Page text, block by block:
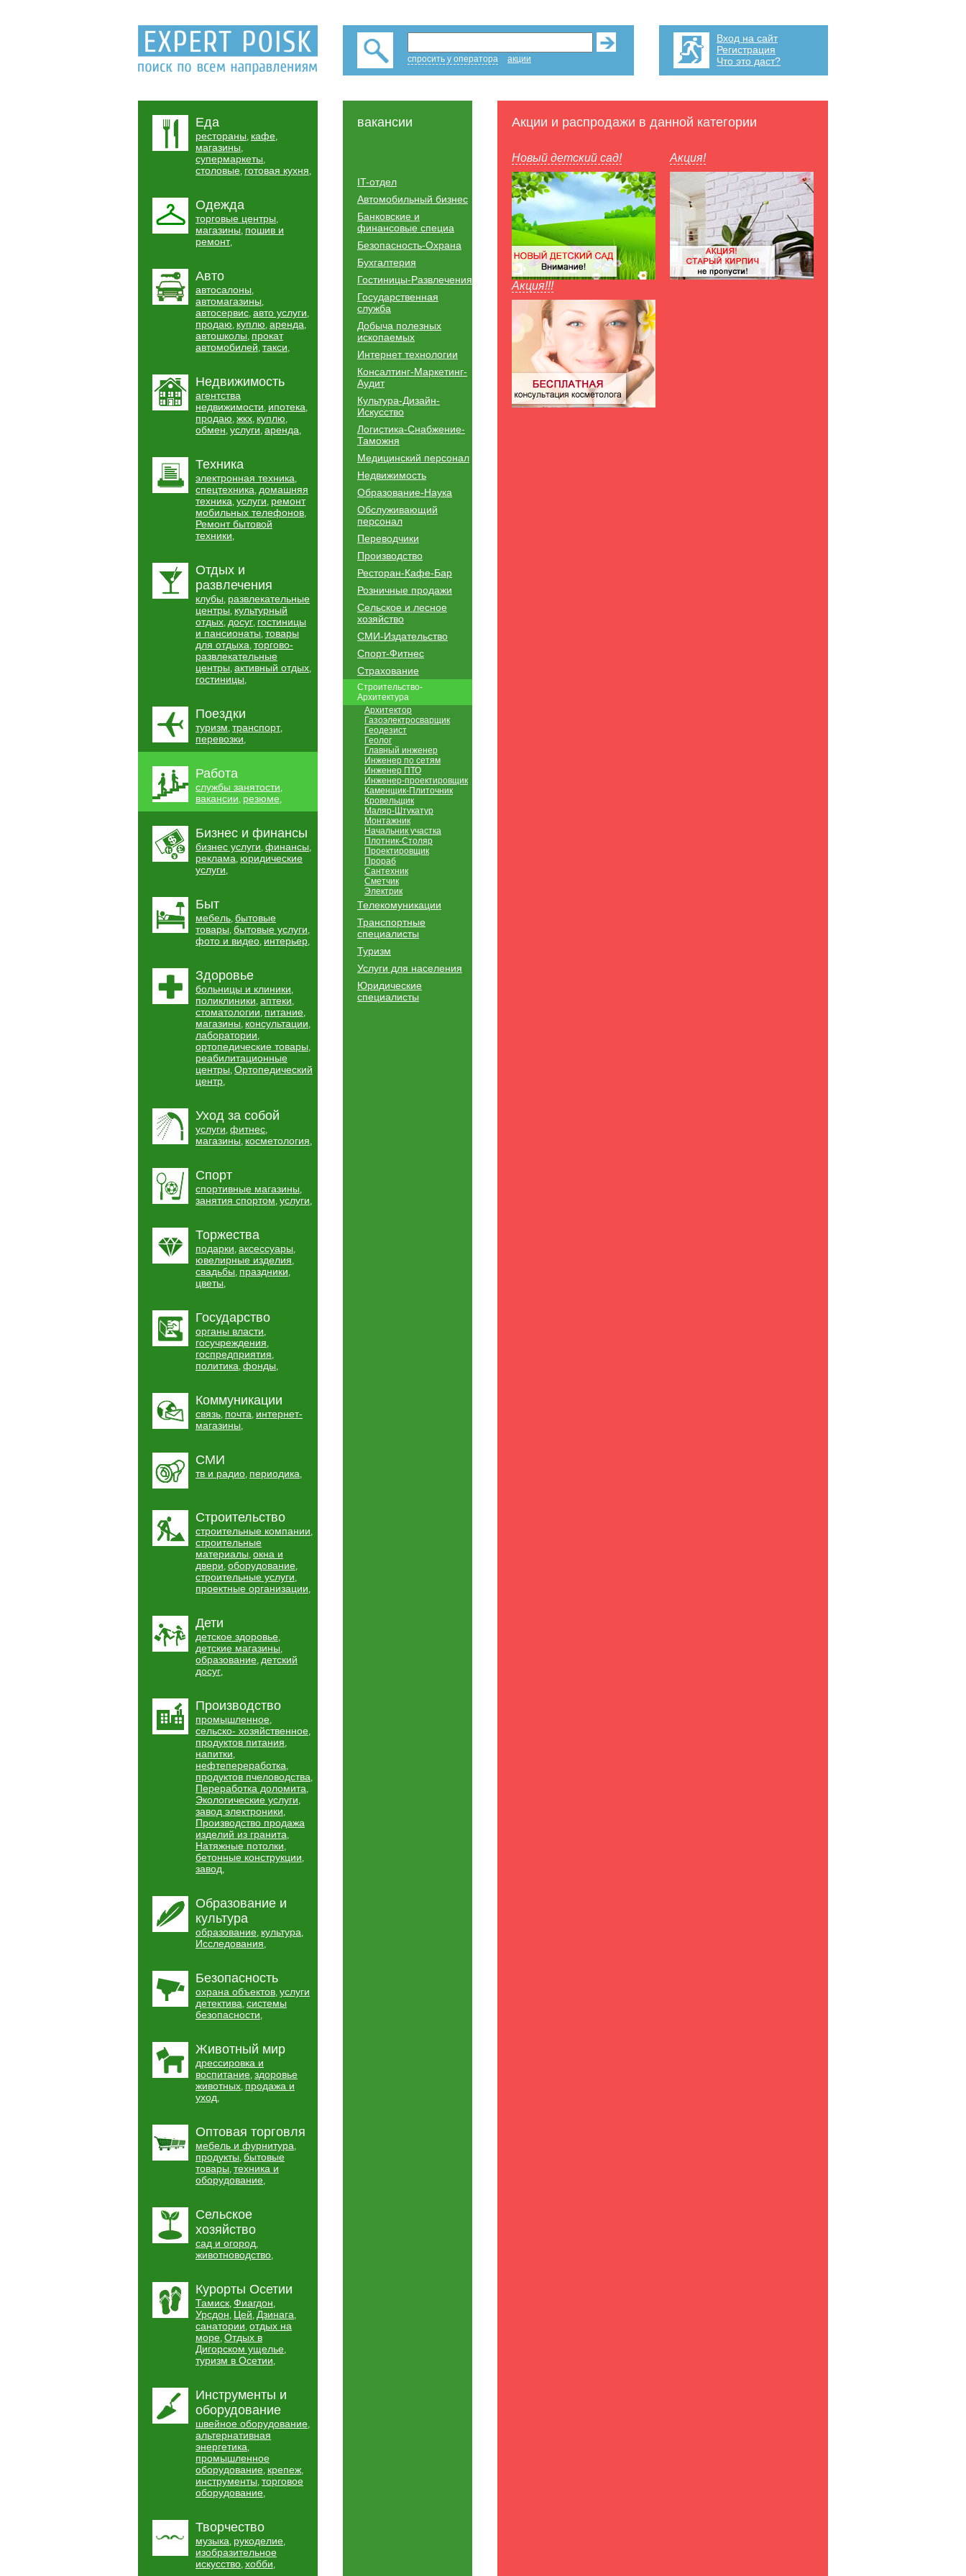
спросить у оператора акции
Вход на сайт
Регистрация
Что это даст?
Еда
рестораны, кафе,
магазины,
супермаркеты,
столовые, готовая кухня,
Одежда
торговые центры,
магазины, пошив и
ремонт,
Авто
автосалоны,
автомагазины,
автосервис, авто услуги,
продаю, куплю, аренда,
автошколы, прокат
автомобилей, такси,
Недвижимость
агентства
недвижимости, ипотека,
продаю, жкх, куплю,
обмен, услуги, аренда,
Техника
электронная техника,
спецтехника, домашняя
техника, услуги, ремонт
мобильных телефонов,
Ремонт бытовой
техники,
Отдых и
развлечения
клубы, развлекательные
центры, культурный
отдых, досуг, гостиницы
и пансионаты, товары
для отдыха, торгово-
развлекательные
центры, активный отдых,
гостиницы,
Поездки
туризм, транспорт,
перевозки,
Работа
службы занятости,
вакансии, резюме,
Бизнес и финансы
бизнес услуги, финансы,
реклама, юридические
услуги,
Быт
мебель, бытовые
товары, бытовые услуги,
фото и видео, интерьер,
Здоровье
больницы и клиники,
поликлиники, аптеки,
стоматологии, питание,
магазины, консультации,
лаборатории,
ортопедические товары,
реабилитационные
центры, Ортопедический
центр,
Уход за собой
услуги, фитнес,
магазины, косметология,
Спорт
спортивные магазины,
занятия спортом, услуги,
Торжества
подарки, аксессуары,
ювелирные изделия,
свадьбы, праздники,
цветы,
Государство
органы власти,
госучреждения,
госпредприятия,
политика, фонды,
Коммуникации
связь, почта, интернет-
магазины,
СМИ
тв и радио, периодика,
Строительство
строительные компании,
строительные
материалы, окна и
двери, оборудование,
строительные услуги,
проектные организации,
Дети
детское здоровье,
детские магазины,
образование, детский
досуг,
Производство
промышленное,
сельско- хозяйственное,
продуктов питания,
напитки,
нефтепереработка,
продуктов пчеловодства,
Переработка доломита,
Экологические услуги,
завод электроники,
Производство продажа
изделий из гранита,
Натяжные потолки,
бетонные конструкции,
завод,
Образование и
культура
образование, культура,
Исследования,
Безопасность
охрана объектов, услуги
детектива, системы
безопасности,
Животный мир
дрессировка и
воспитание, здоровье
животных, продажа и
уход,
Оптовая торговля
мебель и фурнитура,
продукты, бытовые
товары, техника и
оборудование,
Сельское
хозяйство
сад и огород,
животноводство,
Курорты Осетии
Тамиск, Фиагдон,
Урсдон, Цей, Дзинага,
санатории, отдых на
море, Отдых в
Дигорском ущелье,
туризм в Осетии,
Инструменты и
оборудование
швейное оборудование,
альтернативная
энергетика,
промышленное
оборудование, крепеж,
инструменты, торговое
оборудование,
Творчество
музыка, рукоделие,
изобразительное
искусство, хобби,
вакансии
IT-отдел
Автомобильный бизнес
Банковские и
финансовые специа
Безопасность-Охрана
Бухгалтерия
Гостиницы-Развлечения
Государственная
служба
Добыча полезных
ископаемых
Интернет технологии
Консалтинг-Маркетинг-
Аудит
Культура-Дизайн-
Искусство
Логистика-Снабжение-
Таможня
Медицинский персонал
Недвижимость
Образование-Наука
Обслуживающий
персонал
Переводчики
Производство
Ресторан-Кафе-Бар
Розничные продажи
Сельское и лесное
хозяйство
СМИ-Издательство
Спорт-Фитнес
Страхование
Строительство-
Архитектура
Архитектор
Газоэлектросварщик
Геодезист
Геолог
Главный инженер
Инженер по сетям
Инженер ПТО
Инженер-проектировщик
Каменщик-Плиточник
Кровельщик
Маляр-Штукатур
Монтажник
Начальник участка
Плотник-Столяр
Проектировщик
Прораб
Сантехник
Сметчик
Электрик
Телекомуникации
Транспортные
специалисты
Туризм
Услуги для населения
Юридические
специалисты
Акции и распродажи в данной категории
Новый детский сад! Акция!
Акция!!!